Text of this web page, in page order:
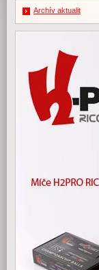
Archív aktualit